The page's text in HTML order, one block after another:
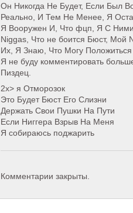
Он Никогда Не Будет, Если Был
Реально, И Тем Не Менее, Я
Я Вооружен И, Что фцп, Я С Ними
Niggas, Что не боится Бюст, Мой
Их, Я Знаю, Что Могу
Я не буду комментировать
Пиздец.
2x> я Отморозок
Это Будет Бюст Его Слизни
Держать Свои Пушки На Пути
Если Ниггера Взрыв На Меня
Я собираюсь поджарить
Комментарии закрыты.